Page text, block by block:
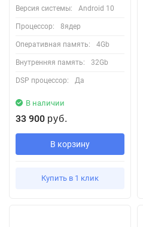
Версия системы: Android 10
Процессор: 8ядер
Оперативная память: 4Gb
Внутренняя память: 32Gb
DSP процессор: Да
В наличии
33 900 руб.
В корзину
Купить в 1 клик